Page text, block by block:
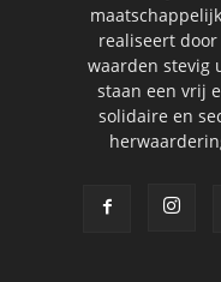
realiseert
waarden stevig
staan een vrij
solidaire en